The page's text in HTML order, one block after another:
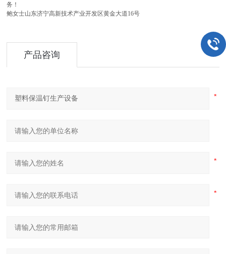
务！
鲍女士山东济宁高新技术产业开发区黄金大道16号
产品咨询